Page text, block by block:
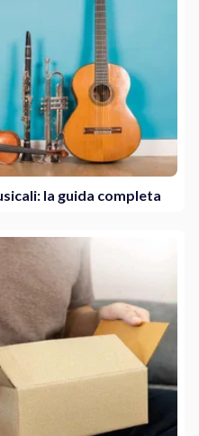
la guida completa